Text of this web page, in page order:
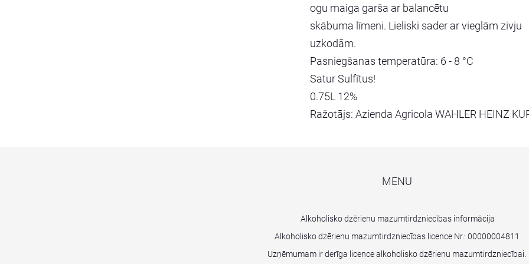
ogu maiga garša ar balancētu
skābuma līmeni. Lieliski sader ar vieglām zivju
uzkodām.
Pasniegšanas temperatūra: 6 - 8 °C
Satur Sulfītus!
0.75L 12%
Ražotājs: Azienda Agricola WAHLER HEINZ
MENU
Alkoholisko dzērienu mazumtirdzniecības informācija
Alkoholisko dzērienu mazumtirdzniecības licence Nr.: 00000004811
Uzņēmumam ir derīga licence alkoholisko dzērienu mazumtirdzniecībai.